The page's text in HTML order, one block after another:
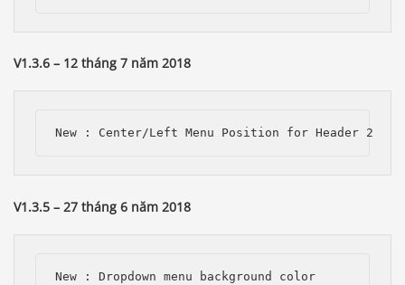
V1.3.6 – 12 tháng 7 năm 2018
V1.3.5 – 27 tháng 6 năm 2018
New : Dropdown menu background color